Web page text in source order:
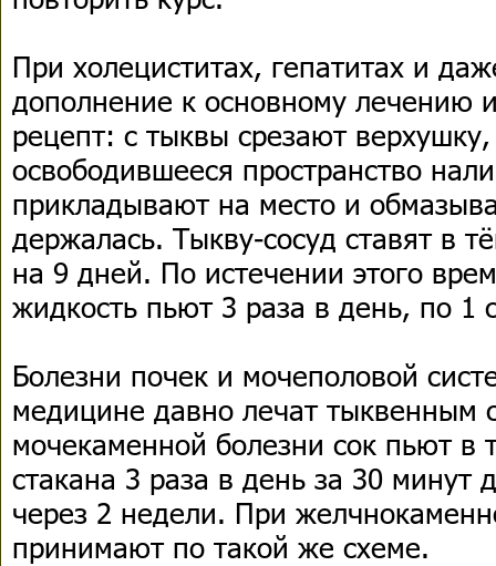
При холециститах, гепатитах и
дополнение к основному лечению
рецепт: с тыквы срезают
освободившееся пространство
прикладывают на место и
держалась. Тыкву-сосуд ставят в
на 9 дней. По истечении этого
жидкость пьют 3 раза в день, по 1
Болезни почек и мочеполовой
медицине давно лечат тыквенным
мочекаменной болезни сок пьют
стакана 3 раза в день за 30 минут
через 2 недели. При
принимают по такой же схеме.